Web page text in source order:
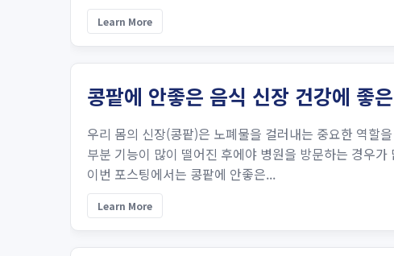
Learn More
콩팥에 안좋은 음식 신장 건강에 좋
우리 몸의 신장(콩팥)은 노폐물을 걸러내는 중요한 역할
부분 기능이 많이 떨어진 후에야 병원을 방문하는 경우
이번 포스팅에서는 콩팥에 안좋은...
Learn More